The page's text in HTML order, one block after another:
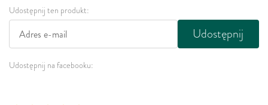
Udostępnij ten produkt:
Udostępnij
Udostępnij na facebooku: